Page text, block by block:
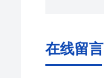
在线留言